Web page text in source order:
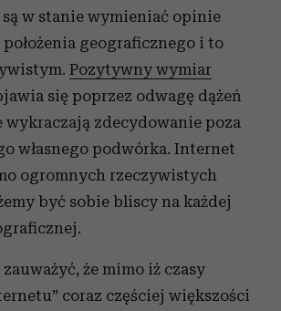
są w stanie wymieniać opinie
geograficznego i to
Pozytywny wymiar
się poprzez odwagę dążeń
wykraczają zdecydowanie poza
własnego podwórka. Internet
ogromnych rzeczywistych
być sobie bliscy na każdej
że mimo iż czasy
coraz częściej większości